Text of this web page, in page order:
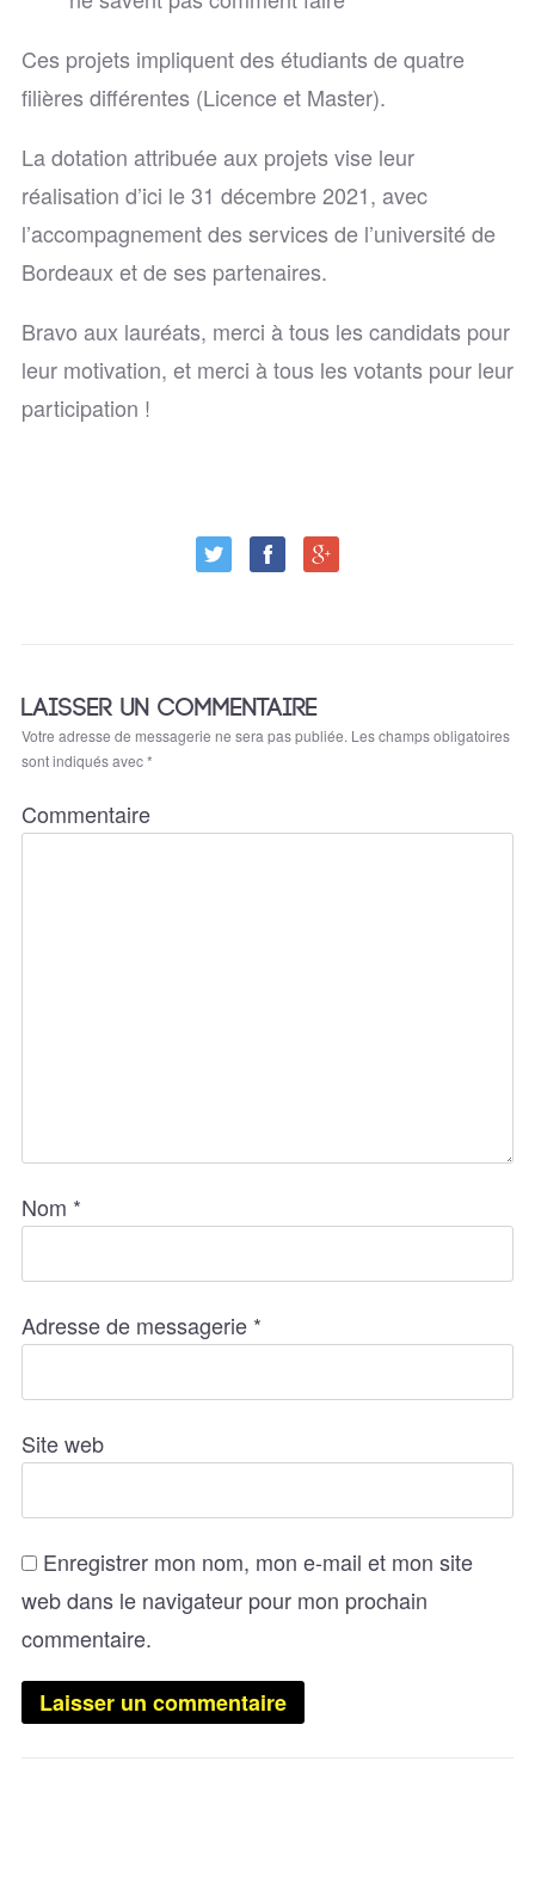
Ces projets impliquent des étudiants de quatre
filières différentes (Licence et Master).
La dotation attribuée aux projets vise leur
réalisation d’ici le 31 décembre 2021, avec
l’accompagnement des services de l’université de
Bordeaux et de ses partenaires.
Bravo aux lauréats, merci à tous les candidats pour
leur motivation, et merci à tous les votants pour leur
participation !
LAISSER UN COMMENTAIRE
Votre adresse de messagerie ne sera pas publiée. Les champs obligatoires
sont indiqués avec*
Commentaire
Nom *
Adresse de messagerie *
Site web
Enregistrer mon nom, mon e-mail et mon site
web dans le navigateur pour mon prochain
commentaire.